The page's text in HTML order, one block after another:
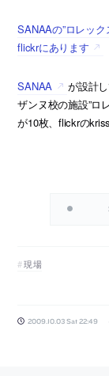
SANAAの”ロレッ
flickrにあります
SANAA
が設計
ザンヌ校の施設”ロ
が10枚、flickrの
現場
2009.10.03 Sat 22:49